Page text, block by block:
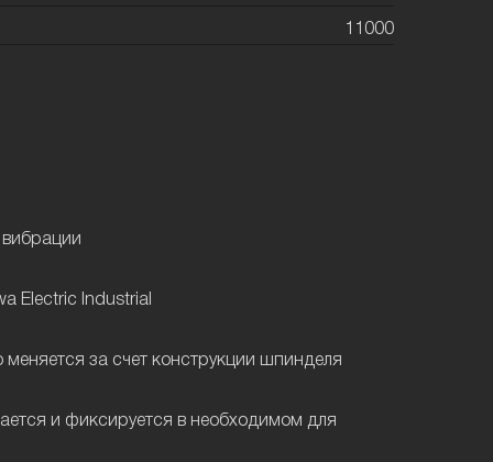
11000
Electric Industrial
за счет конструкции шпинделя
и фиксируется в необходимом для